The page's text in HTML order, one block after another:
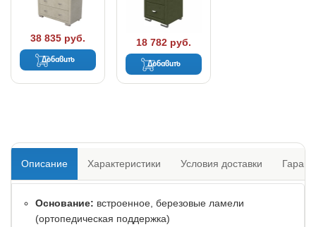
38 835 руб.
Добавить
18 782 руб.
Добавить
Описание Характеристики Условия доставки
Основание: встроенное, березовые ламели
(ортопедическая поддержка)